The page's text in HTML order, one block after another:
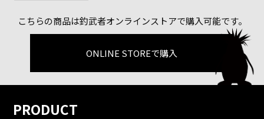
こちらの商品は釣武者オンラインストアで購入可能です。
ONLINE STOREで購入
PRODUCT